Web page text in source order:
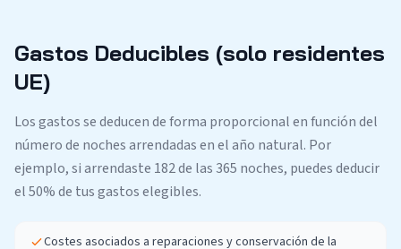
Gastos Deducibles (solo residentes
UE)
Los gastos se deducen de forma proporcional en función del
número de noches arrendadas en el año natural. Por
ejemplo, si arrendaste 182 de las 365 noches, puedes deducir
el 50% de tus gastos elegibles.
Costes asociados a reparaciones y conservación de la